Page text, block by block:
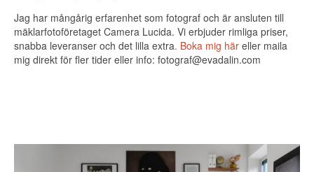
Jag har mångårig erfarenhet som fotograf och är ansluten till
mäklarfotoföretaget Camera Lucida. Vi erbjuder rimliga priser,
snabba leveranser och det lilla extra. Boka mig här eller maila
mig direkt för fler tider eller info: fotograf@evadalin.com